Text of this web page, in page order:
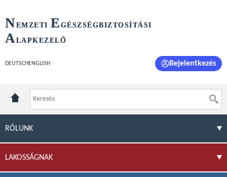
NEMZETI E GÉSZSÉGBIZTOSÍTÁSI
ALAPKEZELŐ
DEUTSCH ENGLISH Bejelentkezés
RÓLUNK
LAKOSSÁGNAK